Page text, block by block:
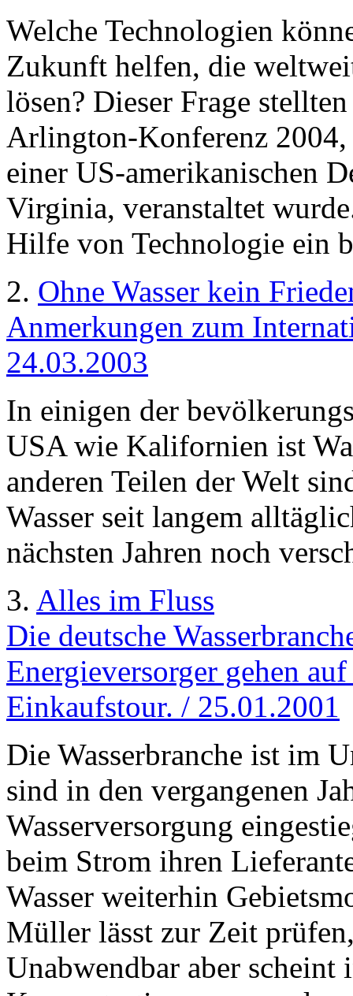
Welche Technologien
Zukunft helfen, die
lösen? Dieser Frage
Arlington-Konferenz
einer US-amerikanischen
Virginia, veranstaltet
Hilfe von Technologie ein
2. Ohne Wasser kein
Anmerkungen zum
24.03.2003
In einigen der
USA wie Kalifornien ist
anderen Teilen der Welt
Wasser seit langem
nächsten Jahren noch
3. Alles im Fluss
Die deutsche
Energieversorger gehen
Einkaufstour. / 25.01.2001
Die Wasserbranche ist im
sind in den vergangenen
Wasserversorgung
beim Strom ihren
Wasser weiterhin
Müller lässt zur Zeit
Unabwendbar aber scheint